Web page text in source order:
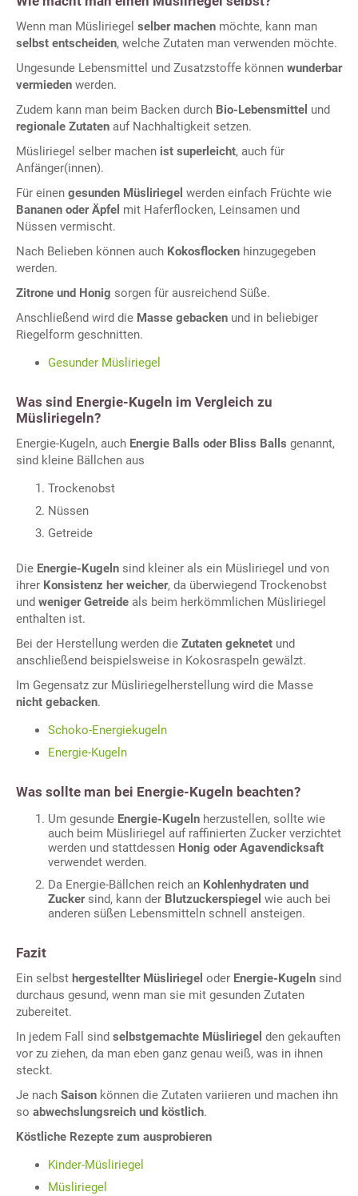
Wenn man Müsliriegel selber machen möchte, kann man
selbst entscheiden, welche Zutaten man verwenden möchte.
Ungesunde Lebensmittel und Zusatzstoffe können wunderbar
vermieden werden.
Zudem kann man beim Backen durch Bio-Lebensmittel und
regionale Zutaten auf Nachhaltigkeit setzen.
Müsliriegel selber machen ist superleicht, auch für
Anfänger(innen).
Für einen gesunden Müsliriegel werden einfach Früchte wie
Bananen oder Äpfel mit Haferflocken, Leinsamen und
Nüssen vermischt.
Nach Belieben können auch Kokosflocken hinzugegeben
werden.
Zitrone und Honig sorgen für ausreichend Süße.
Anschließend wird die Masse gebacken und in beliebiger
Riegelform geschnitten.
Gesunder Müsliriegel
Was sind Energie-Kugeln im Vergleich zu
Müsliriegeln?
Energie-Kugeln, auch Energie Balls oder Bliss Balls genannt,
sind kleine Bällchen aus
Trockenobst
Nüssen
Getreide
Die Energie-Kugeln sind kleiner als ein Müsliriegel und von
ihrer Konsistenz her weicher, da überwiegend Trockenobst
und weniger Getreide als beim herkömmlichen Müsliriegel
enthalten ist.
Bei der Herstellung werden die Zutaten geknetet und
anschließend beispielsweise in Kokosraspeln gewälzt.
Im Gegensatz zur Müsliriegelherstellung wird die Masse
nicht gebacken.
Schoko-Energiekugeln
Energie-Kugeln
Was sollte man bei Energie-Kugeln beachten?
Um gesunde Energie-Kugeln herzustellen, sollte wie
auch beim Müsliriegel auf raffinierten Zucker verzichtet
werden und stattdessen Honig oder Agavendicksaft
verwendet werden.
Da Energie-Bällchen reich an Kohlenhydraten und
Zuckersind, kann der Blutzuckerspiegel wie auch bei
anderen süßen Lebensmitteln schnell ansteigen.
Fazit
Ein selbst hergestellter Müsliriegel oder Energie-Kugeln sind
durchaus gesund, wenn man sie mit gesunden Zutaten
zubereitet.
In jedem Fall sind selbstgemachte Müsliriegel den gekauften
vor zu ziehen, da man eben ganz genau weiß, was in ihnen
steckt.
Je nach Saison können die Zutaten variieren und machen ihn
so abwechslungsreich und köstlich.
Köstliche Rezepte zum ausprobieren
Kinder-Müsliriegel
Müsliriegel